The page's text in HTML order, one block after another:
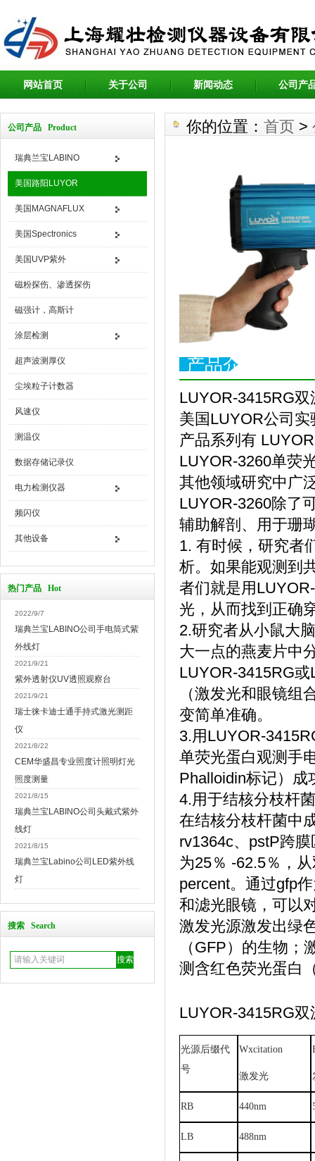
网站首页 关于公司 新闻动态 公司产
公司产品 Product
瑞典兰宝LABINO
美国路阳LUYOR
美国MAGNAFLUX
美国Spectronics
美国UVP紫外
磁粉探伤、渗透探伤
磁强计，高斯计
涂层检测
超声波测厚仪
尘埃粒子计数器
风速仪
测温仪
数据存储记录仪
电力检测仪器
频闪仪
其他设备
热门产品 Hot
2022/9/7
瑞典兰宝LABINO公司手电筒式紫
外线灯
2021/9/21
紫外透射仪UV透照观察台
2021/9/21
瑞士徕卡迪士通手持式激光测距
仪
2021/8/22
CEM华盛昌专业照度计照明灯光
照度测量
2021/8/15
瑞典兰宝LABINO公司头戴式紫外
线灯
2021/8/15
瑞典兰宝Labino公司LED紫外线
灯
搜索 Search
你的位置： 首页 >
产品介绍
LUYOR-3415RG
美国LUYOR公司
产品系列有
LUYOR-3260单荧
其他领域研究中广
LUYOR-3260除了
辅助解剖、用于珊
1. 有时候，研究者
析。如果能观测到
者们就是用
光，从而找到正确
2.研究者从小鼠大
大一点的燕麦片中
LUYOR-3415RG
（激发光和眼镜
变简单准确。
3.用LUYOR-
单荧光蛋白观测手
Phalloidin标记）成
4.用于结核分枝杆
在结核分枝杆菌中
rv1364c、pstP跨
为25％ -62.5％，
percent。通过gfp
和滤光眼镜，可以
激发光源激发出绿
（GFP）的生物
测含红色荧光蛋白
LUYOR-3415RG
光源后缀代
号
Wxcitation
激发光
RB 440nm
LB 488nm